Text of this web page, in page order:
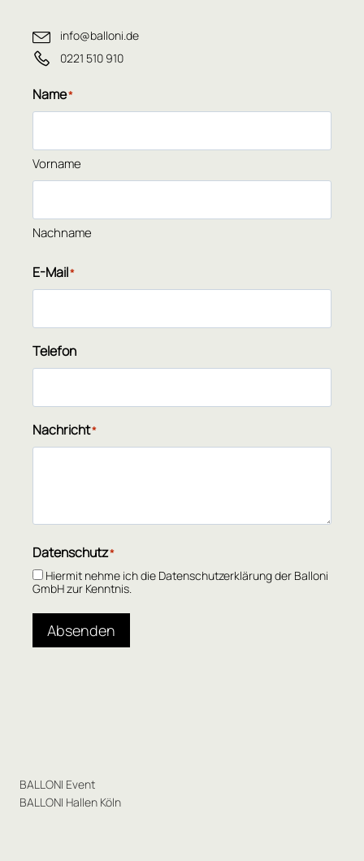
info@balloni.de
0221 510 910
Name*
Vorname
Nachname
E-Mail*
Telefon
Nachricht*
Datenschutz*
Hiermit nehme ich die Datenschutzerklärung der Balloni
GmbH zur Kenntnis.
Absenden
BALLONI Event
BALLONI Hallen Köln